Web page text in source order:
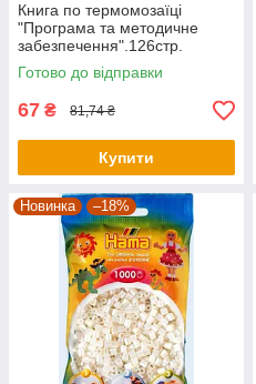
Книга по термомозаїці
"Програма та методичне
забезпечення".126стр.
Готово до відправки
67 ₴ 81,74 ₴
Купити
Новинка –18%